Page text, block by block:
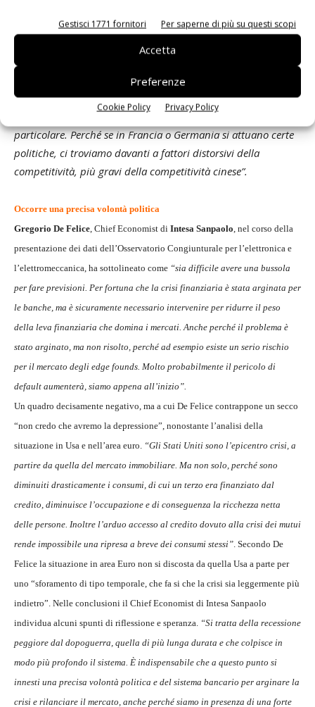
Gestisci 1771 fornitori Per saperne di più su questi scopi
Accetta
Preferenze
Cookie Policy Privacy Policy
tutti i settori industriali, telecomunicazioni, reti, ferrovie,
Oltre a ciò è importante che il Governo aiuti le medie
imprese, anche nelle difficoltà con mondo bancario.
problema dell’assicurazione sul credito è molto sentito. Non è
pensabile che altri Paesi sostengano alcuni settori in
particolare. Perché se in Francia o Germania si attuano certe
politiche, ci troviamo davanti a fattori distorsivi della
competitività, più gravi della competitività cinese”.
Occorre una precisa volontà politica
Gregorio De Felice, Chief Economist di Intesa Sanpaolo, nel corso della
presentazione dei dati dell’Osservatorio Congiunturale per l’elettronica e
l’elettromeccanica, ha sottolineato come “sia difficile avere una bussola
per fare previsioni. Per fortuna che la crisi finanziaria è stata arginata per
le banche, ma è sicuramente necessario intervenire per ridurre il peso
della leva finanziaria che domina i mercati. Anche perché il problema è
stato arginato, ma non risolto, perché ad esempio esiste un serio rischio
per il mercato degli edge founds. Molto probabilmente il pericolo di
default aumenterà, siamo appena all’inizio”.
Un quadro decisamente negativo, ma a cui De Felice contrappone un secco
“non credo che avremo la depressione”, nonostante l’analisi della
situazione in Usa e nell’area euro. “Gli Stati Uniti sono l’epicentro crisi, a
partire da quella del mercato immobiliare. Ma non solo, perché sono
diminuiti drasticamente i consumi, di cui un terzo era finanziato dal
credito, diminuisce l’occupazione e di conseguenza la ricchezza netta
delle persone. Inoltre l’arduo accesso al credito dovuto alla crisi dei mutui
rende impossibile una ripresa a breve dei consumi stessi”. Secondo De
Felice la situazione in area Euro non si discosta da quella Usa a parte per
uno “sforamento di tipo temporale, che fa si che la crisi sia leggermente più
indietro”. Nelle conclusioni il Chief Economist di Intesa Sanpaolo
individua alcuni spunti di riflessione e speranza. “Si tratta della recessione
peggiore dal dopoguerra, quella di più lunga durata e che colpisce in
modo più profondo il sistema. È indispensabile che a questo punto si
innesti una precisa volontà politica e del sistema bancario per arginare la
crisi e rilanciare il mercato, anche perché siamo in presenza di una forte